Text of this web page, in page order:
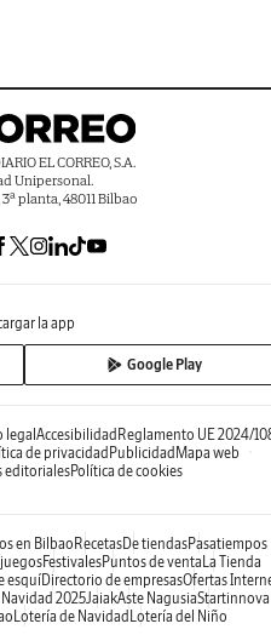
EL CORREO, S.A.
Unipersonal.
planta, 48011 Bilbao
la app
Google Play
legal Accesibilidad Reglamento UE 2024/
de privacidad Publicidad Mapa web
editorialesPolítica de cookies
en Bilbao RecetasDe tiendasPasatiempos
FestivalesPuntos de venta La Tienda
esquíDirectorio de empresasOfertas
Navidad 2025JaiakAste NagusiaStartinnova
Lotería de Navidad Lotería del Niño